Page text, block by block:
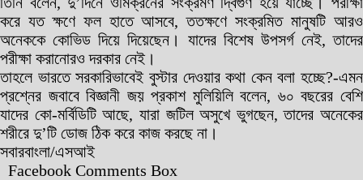
করে যত ক্ষণে ফল হাতে আসবে, ততক্ষণে সংক্রমিত মানুষটি আরও
অনেককে কোভিড দিয়ে দিয়েছেন। যাদের বিশেষ উপসর্গ নেই, তাদের
পরীক্ষা করানোরও দরকার নেই।
তাহলে ভারতে সরকারিভাবেই বুস্টার দেওয়ার কথা কেন বলা হচ্ছে?-এমন
প্রশ্নের জবাবে বিজ্ঞানী জয় প্রকাশ মুলিয়িলি বলেন, ৬০ বছরের বেশি
যাদের কো-মর্বিডিটি আছে, যারা জটিল অসুখে ভুগছেন, তাদের অনেকের
শরীরে দু’টি ডোজ ঠিক করে কাজ করছে না।
সবারবাংলা/এসআই
Facebook Comments Box